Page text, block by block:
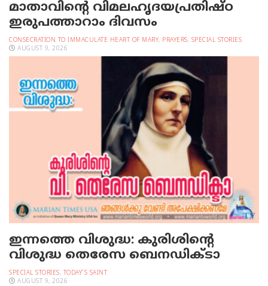
മാതാവിന്റെ വിമലഹൃദയപ്രതിഷ്ഠ
ഇരുപത്താറാം ദിവസം
CONSECRATION TO IMMACULATE HEART OF MARY, PRAYERS, SPECIAL STORIES
AUGUST 9, 2026
ഇന്നത്തെ വിശുദ്ധ: കുരിശിന്റെ
വിശുദ്ധ തെരേസ ബെനഡിക്ടാ
SPECIAL STORIES, TODAY'S SAINT
AUGUST 9, 2026